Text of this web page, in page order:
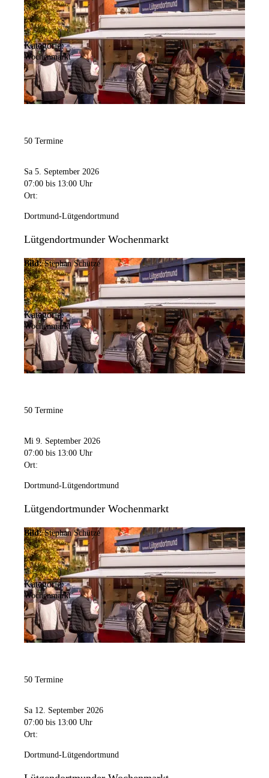
Kategorie:
Wochenmarkt
50 Termine
Sa 5. September 2026
07:00 bis 13:00 Uhr
Ort:
Dortmund-Lütgendortmund
Lütgendortmunder Wochenmarkt
Bild: Stephan Schütze
Kategorie:
Wochenmarkt
50 Termine
Mi 9. September 2026
07:00 bis 13:00 Uhr
Ort:
Dortmund-Lütgendortmund
Lütgendortmunder Wochenmarkt
Bild: Stephan Schütze
Kategorie:
Wochenmarkt
50 Termine
Sa 12. September 2026
07:00 bis 13:00 Uhr
Ort:
Dortmund-Lütgendortmund